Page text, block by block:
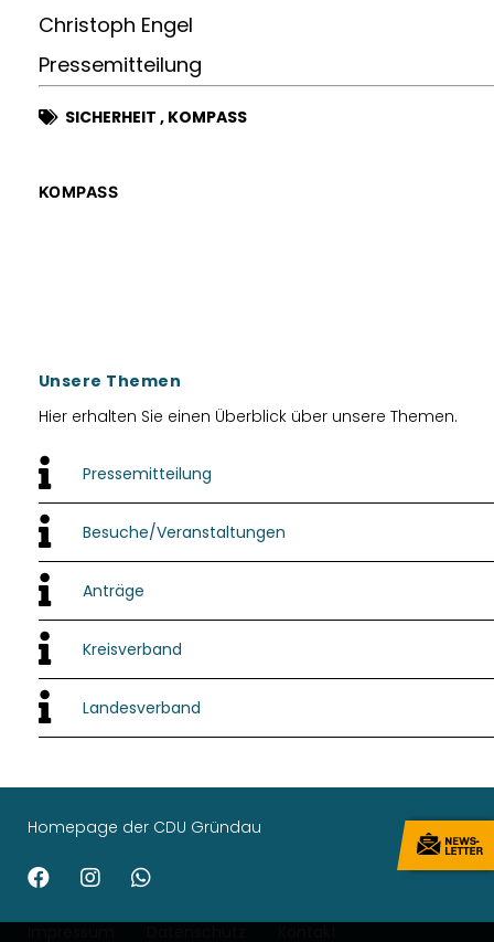
Christoph Engel
Pressemitteilung
SICHERHEIT , KOMPASS
KOMPASS
Unsere Themen
Hier erhalten Sie einen Überblick über unsere Themen.
Pressemitteilung
Besuche/Veranstaltungen
Anträge
Kreisverband
Landesverband
Homepage der CDU Gründau